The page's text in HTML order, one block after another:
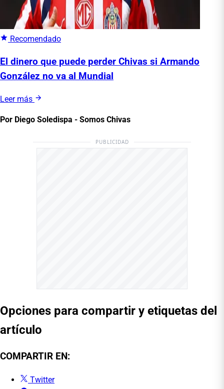
Recomendado
El dinero que puede perder Chivas si Armando
González no va al Mundial
Leer más
Por Diego Soledispa - Somos Chivas
PUBLICIDAD
Opciones para compartir y etiquetas del
artículo
COMPARTIR EN:
Twitter